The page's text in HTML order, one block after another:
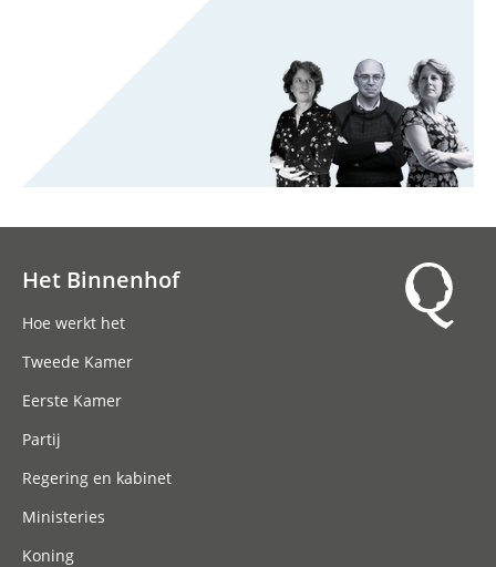
Het Binnenhof
Hoe werkt het
Tweede Kamer
Eerste Kamer
Partij
Regering en kabinet
Ministeries
Koning